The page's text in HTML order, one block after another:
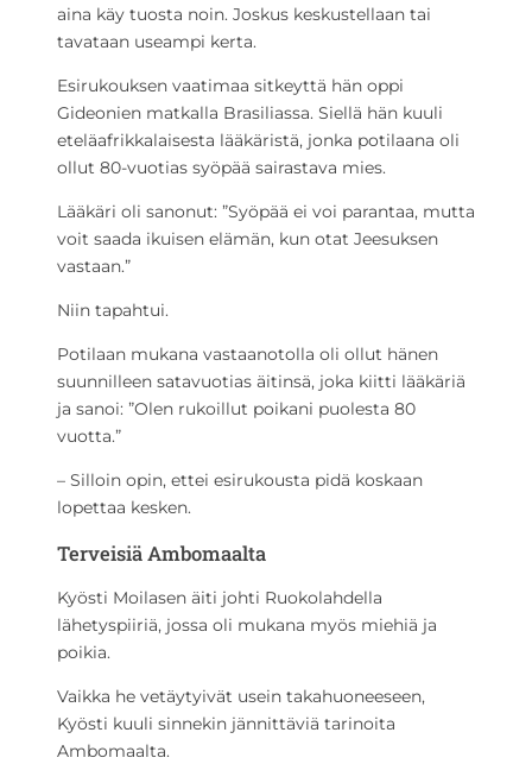
aina käy tuosta noin. Joskus keskustellaan tai
tavataan useampi kerta.
Esirukouksen vaatimaa sitkeyttä hän oppi
Gideonien matkalla Brasiliassa. Siellä hän kuuli
eteläafrikkalaisesta lääkäristä, jonka potilaana oli
ollut 80-vuotias syöpää sairastava mies.
Lääkäri oli sanonut: ”Syöpää ei voi parantaa, mutta
voit saada ikuisen elämän, kun otat Jeesuksen
vastaan.”
Niin tapahtui.
Potilaan mukana vastaanotolla oli ollut hänen
suunnilleen satavuotias äitinsä, joka kiitti lääkäriä
ja sanoi: ”Olen rukoillut poikani puolesta 80
vuotta.”
– Silloin opin, ettei esirukousta pidä koskaan
lopettaa kesken.
Terveisiä Ambomaalta
Kyösti Moilasen äiti johti Ruokolahdella
lähetyspiiriä, jossa oli mukana myös miehiä ja
poikia.
Vaikka he vetäytyivät usein takahuoneeseen,
Kyösti kuuli sinnekin jännittäviä tarinoita
Ambomaalta.